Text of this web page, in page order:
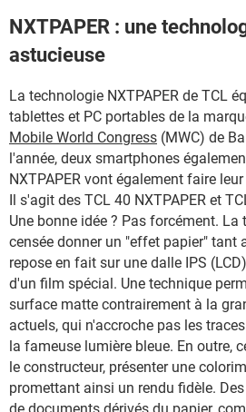
NXTPAPER : une
astucieuse
La technologie NXTPAPER de TCL
tablettes et PC portables de la
Mobile World Congress (MWC) de
l'année, deux smartphones
NXTPAPER vont également faire
Il s'agit des TCL 40 NXTPAPER et
Une bonne idée ? Pas forcément. La
censée donner un "effet papier" tant
repose en fait sur une dalle IPS
d'un film spécial. Une technique
surface matte contrairement à la
actuels, qui n'accroche pas les
la fameuse lumière bleue. En outre,
le constructeur, présenter une
promettant ainsi un rendu fidèle.